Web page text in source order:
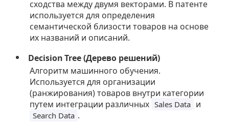
сходства между двумя векторами. В патенте
используется для определения
семантической близости товаров на основе
их названий и описаний.
Decision Tree (Дерево решений)
Алгоритм машинного обучения.
Используется для организации
(ранжирования) товаров внутри категории
путем интеграции различных Sales Data и
Search Data .